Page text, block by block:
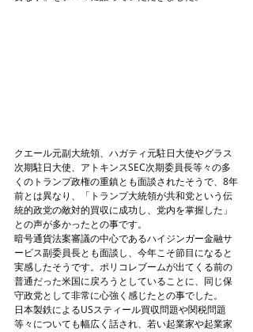
クエール元副大統領、ハガティ元駐日大使やグラス
次期駐日大使、アトキンスSEC次期委員長等々の多
くのトランプ政権の重鎮とも面談されたそうで、8年
前とは異なり、「トランプ大統領が共和党という伝
統的政党の敵対的買収に成功し、党内を掌握した」
との声が多かったとの事です。
暗号通貨法案審議の中心であるハイジンガー金融サ
ービス副委員長とも面談し、今年こそ節目になると
実感したそうです。ポリコレブームが出てくる前の
普通だった米国に戻ろうとしていることに、同じ保
守政党として非常に心強く感じたとの事でした。
日本製鉄によるUSスティール買収問題や関税問題
等々についても幅広く話され、若い起業家や起業家